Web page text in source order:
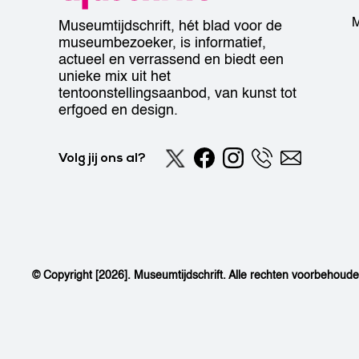
Museumtijdschrift, hét blad voor de
museumbezoeker, is informatief,
actueel en verrassend en biedt een
unieke mix uit het
tentoonstellingsaanbod, van kunst tot
erfgoed en design.
Volg jij ons al?
© Copyright [2026]. Museumtijdschrift. Alle rechten